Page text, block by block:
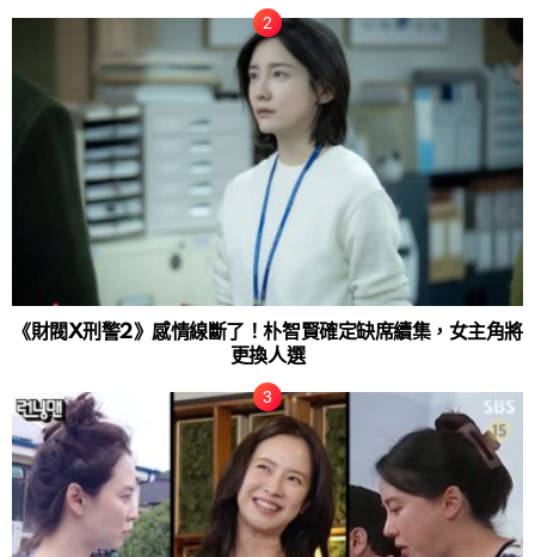
《財閥X刑警2》感情線斷了！朴智賢確定缺席續集，女主角將
更換人選